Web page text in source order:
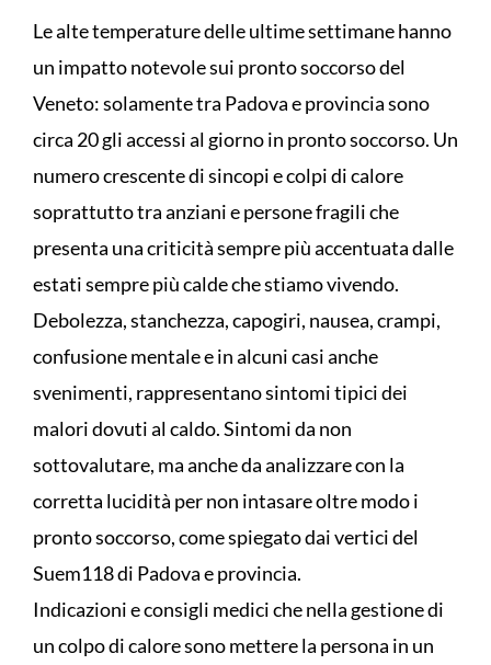
Le alte temperature delle ultime settimane hanno
un impatto notevole sui pronto soccorso del
Veneto: solamente tra Padova e provincia sono
circa 20 gli accessi al giorno in pronto soccorso. Un
numero crescente di sincopi e colpi di calore
soprattutto tra anziani e persone fragili che
presenta una criticità sempre più accentuata dalle
estati sempre più calde che stiamo vivendo.
Debolezza, stanchezza, capogiri, nausea, crampi,
confusione mentale e in alcuni casi anche
svenimenti, rappresentano sintomi tipici dei
malori dovuti al caldo. Sintomi da non
sottovalutare, ma anche da analizzare con la
corretta lucidità per non intasare oltre modo i
pronto soccorso, come spiegato dai vertici del
Suem118 di Padova e provincia.
Indicazioni e consigli medici che nella gestione di
un colpo di calore sono mettere la persona in un